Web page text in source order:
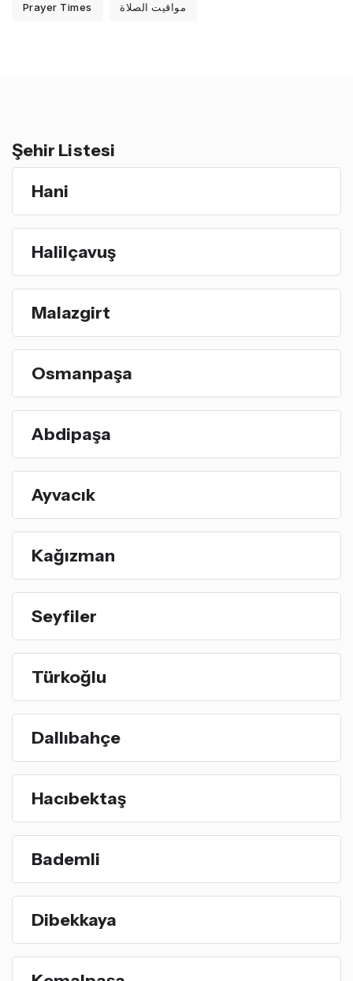
Prayer Times مواقيت الصلاة
Şehir Listesi
Hani
Halilçavuş
Malazgirt
Osmanpaşa
Abdipaşa
Ayvacık
Kağızman
Seyfiler
Türkoğlu
Dallıbahçe
Hacıbektaş
Bademli
Dibekkaya